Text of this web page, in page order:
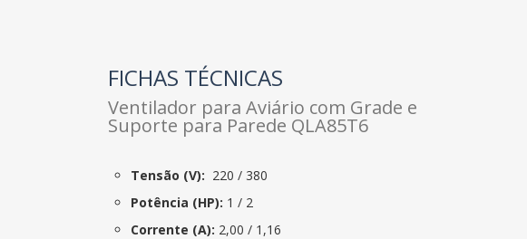
FICHAS TÉCNICAS
Ventilador para Aviário com Grade e
Suporte para Parede QLA85T6
Tensão (V): 220 / 380
Potência (HP): 1 / 2
Corrente (A): 2,00 / 1,16